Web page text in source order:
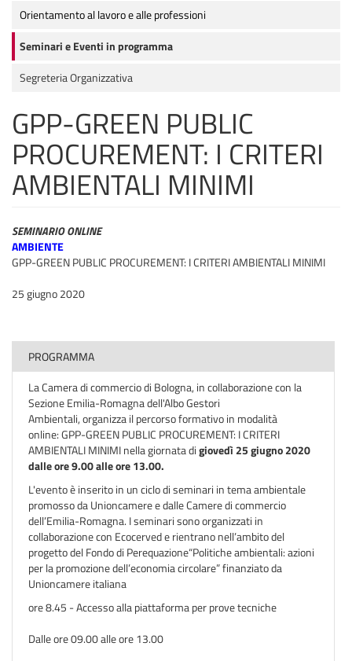
Orientamento al lavoro e alle professioni
Seminari e Eventi in programma
Segreteria Organizzativa
GPP-GREEN PUBLIC
PROCUREMENT: I CRITERI
AMBIENTALI MINIMI
SEMINARIO ONLINE
AMBIENTE
GPP-GREEN PUBLIC PROCUREMENT: I CRITERI AMBIENTALI MINIMI
25 giugno 2020
PROGRAMMA
La Camera di commercio di Bologna, in collaborazione con la
Sezione Emilia-Romagna dell'Albo Gestori
Ambientali, organizza il percorso formativo in modalità
online: GPP-GREEN PUBLIC PROCUREMENT: I CRITERI
AMBIENTALI MINIMI nella giornata digiovedì 25 giugno 2020
dalle ore 9.00 alle ore 13.00.
L'evento è inserito in un ciclo di seminari in tema ambientale
promosso da Unioncamere e dalle Camere di commercio
dell’Emilia-Romagna. I seminari sono organizzati in
collaborazione con Ecocerved e rientrano nell’ambito del
progetto del Fondo di Perequazione“Politiche ambientali: azioni
per la promozione dell’economia circolare” finanziato da
Unioncamere italiana
ore 8.45 - Accesso alla piattaforma per prove tecniche
Dalle ore 09.00 alle ore 13.00